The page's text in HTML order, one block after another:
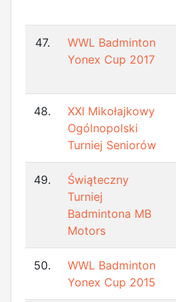
47.
WWL Badminton
Yonex Cup 2017
48.
XXI Mikołajkowy
Ogólnopolski
Turniej Seniorów
49.
Świąteczny
Turniej
Badmintona MB
Motors
50.
WWL Badminton
Yonex Cup 2015